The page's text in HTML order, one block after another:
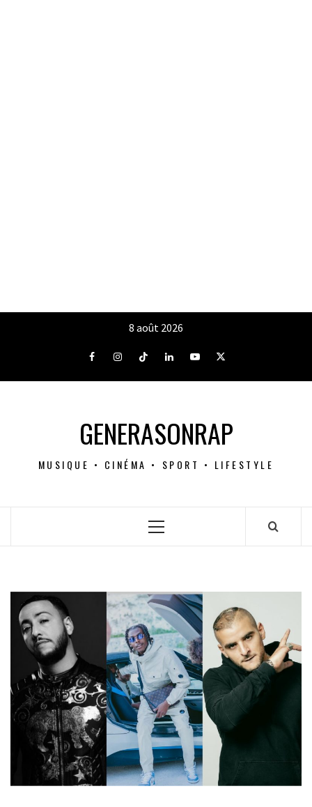
8 août 2026
FacebookInstagramTiktok LinkedInYoutube
X
GENERASONRAP
MUSIQUE • CINÉMA • SPORT • LIFESTYLE
Menu